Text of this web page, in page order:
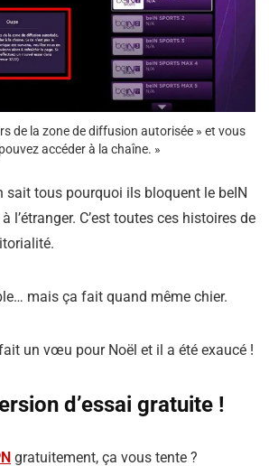
de la zone de diffusion autorisée » et vous
accéder à la chaîne. »
sait tous pourquoi ils bloquent le beIN
l’étranger. C’est toutes ces histoires de
mais ça fait quand même chier.
un vœu pour Noël et il a été exaucé !
d’essai gratuite !
gratuitement, ça vous tente ?